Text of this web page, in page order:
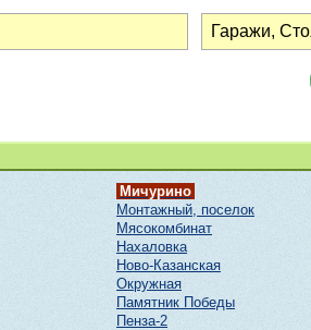
Мичурино
Монтажный, поселок
Мясокомбинат
Нахаловка
Ново-Казанская
Окружная
Памятник Победы
Пенза-2